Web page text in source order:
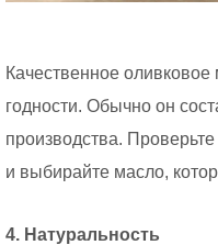
Качественное
годности. Обычно он
производства. Проверьте
и выбирайте масло,
4. Натуральность